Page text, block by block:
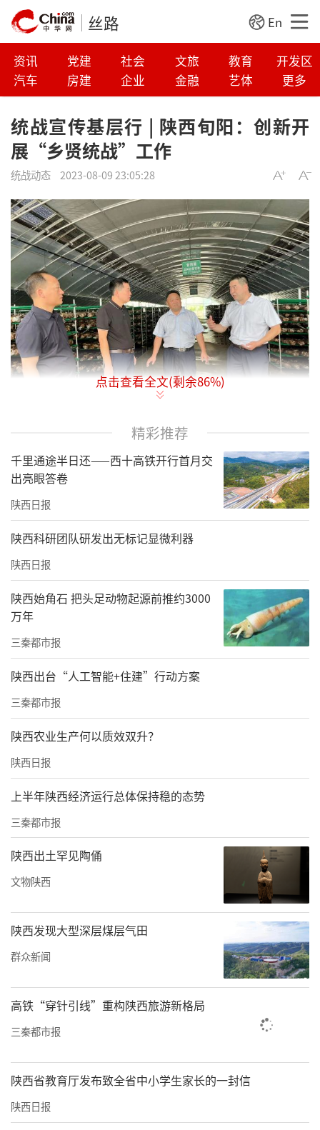
丝路 En
资讯 党建 社会 文旅 教育
开发区
汽车
房建 企业 金融 艺体 更多
统战宣传基层行 | 陕西旬阳：创新开
展“乡贤统战”工作
统战动态 2023-08-09 23:05:28
旬阳市委常委、统战部部长许明武向采访团介绍乡贤产业情况
“旬阳市乡贤资源丰富，市委统战部将新乡贤
力量作为基层统战工作的重要抓手，通过不断
探索新思路、搭建新平台、发挥新作用，积极
打造‘聚贤惠旬’品牌。”8月7日，由陕西省
委统战部组织的“全省基层统战工作创新实践
主题采访暨统战宣传基层行”活动走进安康旬
阳市，旬阳市委常委、统战部部长许明武告诉
采访团。
据了解，旬阳市成立了以市委常委、统战部部
长为组长的乡贤统战工作领导小组，制定了
《旬阳市“乡贤统战”工作实施方案》《旬阳
市乡贤组织运行机制》《旬阳市关爱乡贤实施
办法》，把乡贤统战工作纳入市对镇、对部门
年度目标责任考核的重要内容，通过发挥新乡
贤人士“联系广泛、资源丰富、智力密集”的
作用优势，不断扩大基层统战工作覆盖面，实
现了全市21个乡镇乡贤联谊组织全覆盖。
旬阳还积极探索建立“乡贤回归、反哺桑
梓”平台，做好“乡贤+”系列文章。把乡贤组
织建设放在重要位置，制定乡贤工作规划，明
确聚乡贤、兴贤治的组织载体和工作抓手。深
入挖掘农村经营管理方面的乡贤人才，结合乡
贤行业身份及能力特点，将乡贤成员归入建言
献策“智囊组”、纠纷调解“和事组”、乡风
文明“督导组”、公益慈善“志愿组”等，进
一步激发乡贤组织活力。
点击查看全文(剩余86%)
精彩推荐
千里通途半日还——西十高铁开行首月交
出亮眼答卷
陕西日报
陕西科研团队研发出无标记显微利器
陕西日报
陕西始角石 把头足动物起源前推约3000
万年
三秦都市报
陕西出台“人工智能+住建”行动方案
三秦都市报
陕西农业生产何以质效双升？
陕西日报
上半年陕西经济运行总体保持稳的态势
三秦都市报
陕西出土罕见陶俑
文物陕西
陕西发现大型深层煤层气田
群众新闻
高铁“穿针引线”重构陕西旅游新格局
三秦都市报
陕西省教育厅发布致全省中小学生家长的一封信
陕西日报